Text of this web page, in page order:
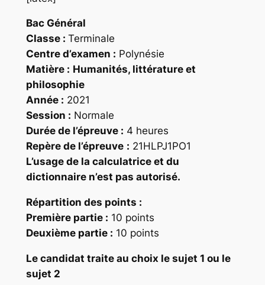
Bac Général
Classe : Terminale
Centre d’examen : Polynésie
Matière : Humanités, littérature et
philosophie
Année : 2021
Session : Normale
Durée de l’épreuve : 4 heures
Repère de l’épreuve : 21HLPJ1PO1
L’usage de la calculatrice et du
dictionnaire n’est pas autorisé.
Répartition des points :
Première partie : 10 points
Deuxième partie : 10 points
Le candidat traite au choix le sujet 1 ou le
sujet 2